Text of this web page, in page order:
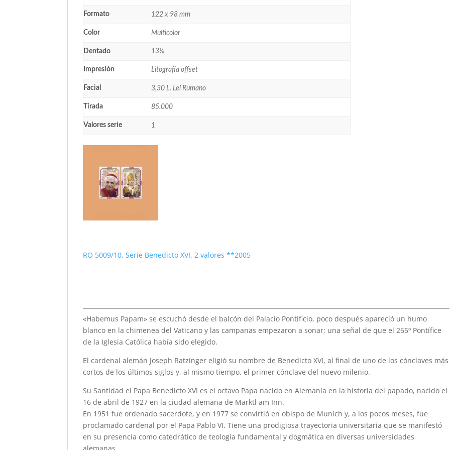
Formato 122 x 98 mm
Color Multicolor
Dentado 13¼
Impresión Litografía offset
Facial 3,30 L. Lei Rumano
Tirada 85.000
Valores serie 1
RO 5009/10. Serie Benedicto XVI. 2 valores **2005
«Habemus Papam» se escuchó desde el balcón del Palacio Pontificio, poco después apareció un humo
blanco en la chimenea del Vaticano y las campanas empezaron a sonar; una señal de que el 265º Pontífice
de la Iglesia Católica había sido elegido.
El cardenal alemán Joseph Ratzinger eligió su nombre de Benedicto XVI, al final de uno de los cónclaves más
cortos de los últimos siglos y, al mismo tiempo, el primer cónclave del nuevo milenio.
Su Santidad el Papa Benedicto XVI es el octavo Papa nacido en Alemania en la historia del papado, nacido el
16 de abril de 1927 en la ciudad alemana de Marktl am Inn.
En 1951 fue ordenado sacerdote, y en 1977 se convirtió en obispo de Munich y, a los pocos meses, fue
proclamado cardenal por el Papa Pablo VI. Tiene una prodigiosa trayectoria universitaria que se manifestó
en su presencia como catedrático de teología fundamental y dogmática en diversas universidades